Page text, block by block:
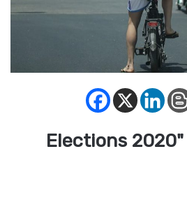
כל החדשות על "Elections 2020